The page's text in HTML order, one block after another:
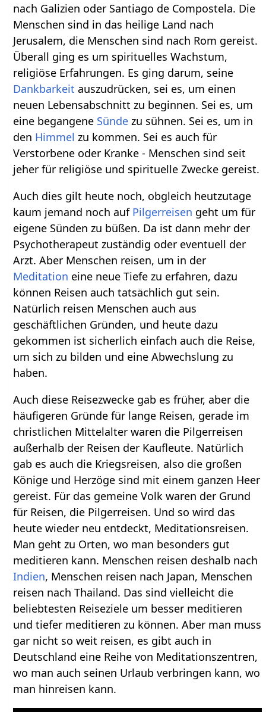
nach Galizien oder Santiago de Compostela. Die
Menschen sind in das heilige Land nach
Jerusalem, die Menschen sind nach Rom gereist.
Überall ging es um spirituelles Wachstum,
religiöse Erfahrungen. Es ging darum, seine
Dankbarkeit auszudrücken, sei es, um einen
neuen Lebensabschnitt zu beginnen. Sei es, um
eine begangene Sünde zu sühnen. Sei es, um in
den Himmel zu kommen. Sei es auch für
Verstorbene oder Kranke - Menschen sind seit
jeher für religiöse und spirituelle Zwecke gereist.
Auch dies gilt heute noch, obgleich heutzutage
kaum jemand noch auf Pilgerreisen geht um für
eigene Sünden zu büßen. Da ist dann mehr der
Psychotherapeut zuständig oder eventuell der
Arzt. Aber Menschen reisen, um in der
Meditation eine neue Tiefe zu erfahren, dazu
können Reisen auch tatsächlich gut sein.
Natürlich reisen Menschen auch aus
geschäftlichen Gründen, und heute dazu
gekommen ist sicherlich einfach auch die Reise,
um sich zu bilden und eine Abwechslung zu
haben.
Auch diese Reisezwecke gab es früher, aber die
häufigeren Gründe für lange Reisen, gerade im
christlichen Mittelalter waren die Pilgerreisen
außerhalb der Reisen der Kaufleute. Natürlich
gab es auch die Kriegsreisen, also die großen
Könige und Herzöge sind mit einem ganzen Heer
gereist. Für das gemeine Volk waren der Grund
für Reisen, die Pilgerreisen. Und so wird das
heute wieder neu entdeckt, Meditationsreisen.
Man geht zu Orten, wo man besonders gut
meditieren kann. Menschen reisen deshalb nach
Indien, Menschen reisen nach Japan, Menschen
reisen nach Thailand. Das sind vielleicht die
beliebtesten Reiseziele um besser meditieren
und tiefer meditieren zu können. Aber man muss
gar nicht so weit reisen, es gibt auch in
Deutschland eine Reihe von Meditationszentren,
wo man auch seinen Urlaub verbringen kann, wo
man hinreisen kann.